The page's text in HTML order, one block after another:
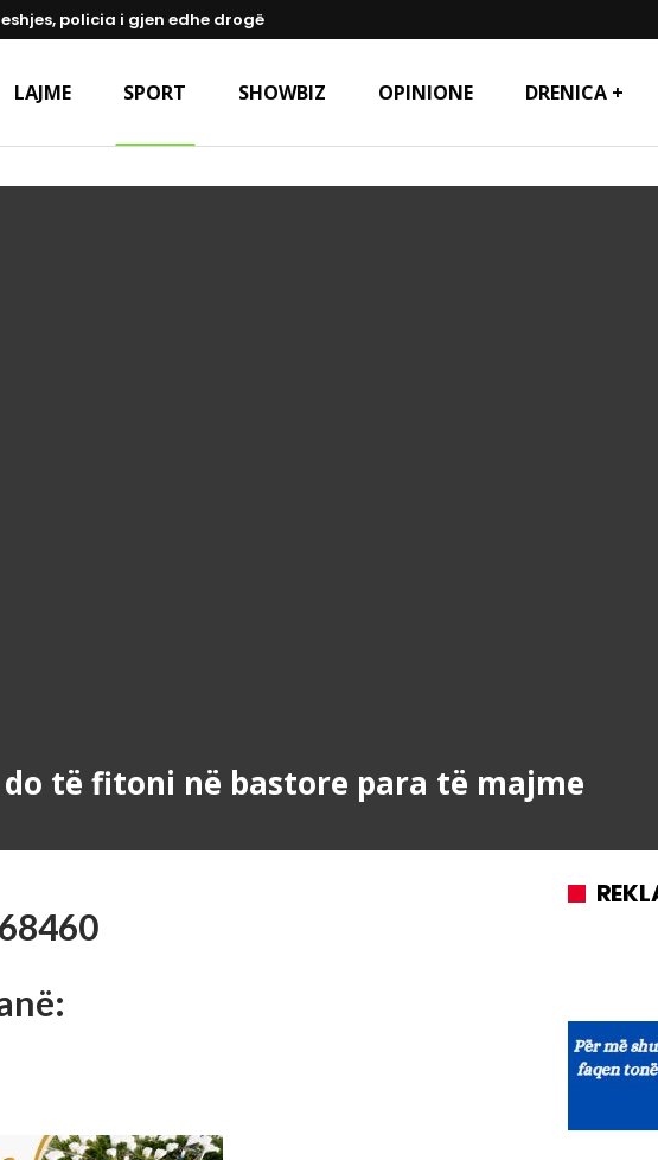
policia i gjen edhe drogë
LAJME SPORT SHOWBIZ OPINIONE DRENICA +
të fitoni në bastore para të majme